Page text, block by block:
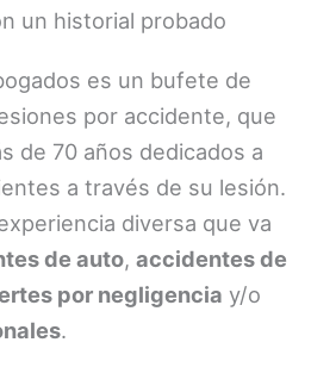
un historial probado
es un bufete de
por accidente, que
de 70 años dedicados a
a través de su lesión.
diversa que va
de auto, accidentes de
por negligencia y/o
.